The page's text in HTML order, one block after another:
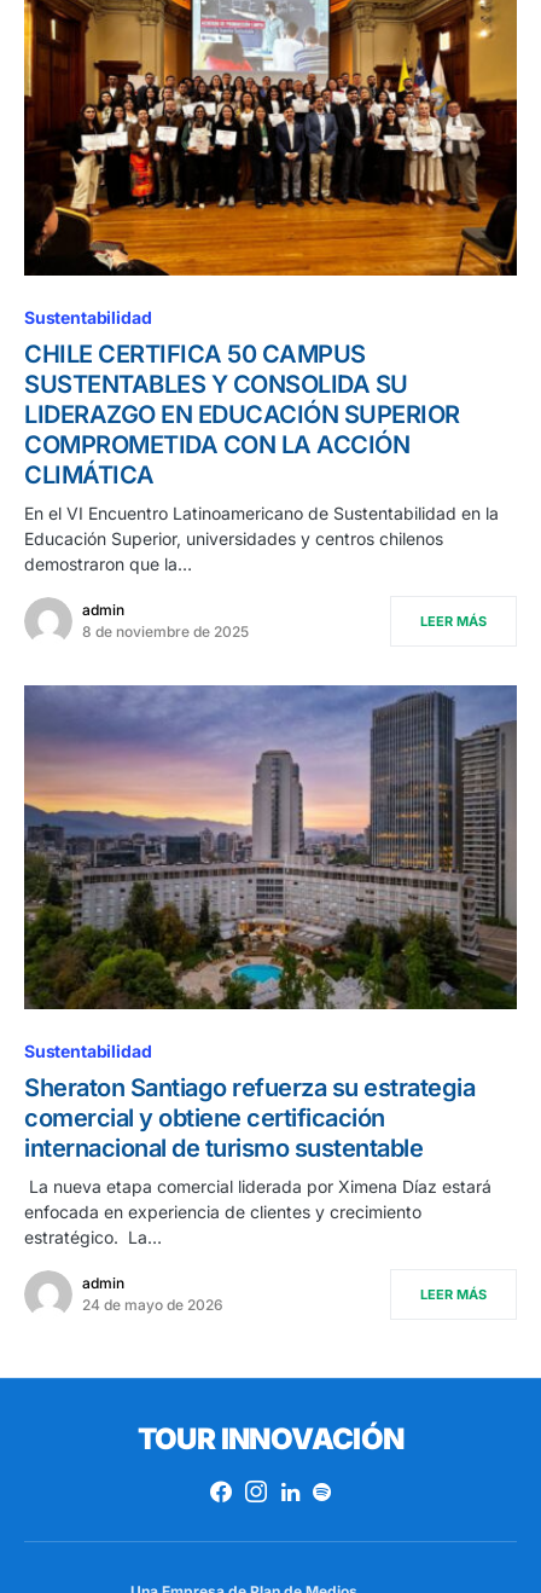
Sustentabilidad
CHILE CERTIFICA 50 CAMPUS
SUSTENTABLES Y CONSOLIDA SU
LIDERAZGO EN EDUCACIÓN SUPERIOR
COMPROMETIDA CON LA ACCIÓN
CLIMÁTICA
En el VI Encuentro Latinoamericano de Sustentabilidad en la
Educación Superior, universidades y centros chilenos
demostraron que la…
admin
8 de noviembre de 2025
LEER MÁS
Sustentabilidad
Sheraton Santiago refuerza su estrategia
comercial y obtiene certificación
internacional de turismo sustentable
La nueva etapa comercial liderada por Ximena Díaz estará
enfocada en experiencia de clientes y crecimiento
estratégico. La…
admin
24 de mayo de 2026
LEER MÁS
TOUR INNOVACIÓN